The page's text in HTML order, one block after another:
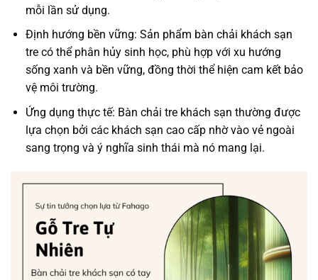
mỗi lần sử dụng.
Định hướng bền vững: Sản phẩm bàn chải khách sạn
tre có thể phân hủy sinh học, phù hợp với xu hướng
sống xanh và bền vững, đồng thời thể hiện cam kết bảo
vệ môi trường.
Ứng dụng thực tế: Bàn chải tre khách sạn thường được
lựa chọn bởi các khách sạn cao cấp nhờ vào vẻ ngoài
sang trọng và ý nghĩa sinh thái mà nó mang lại.